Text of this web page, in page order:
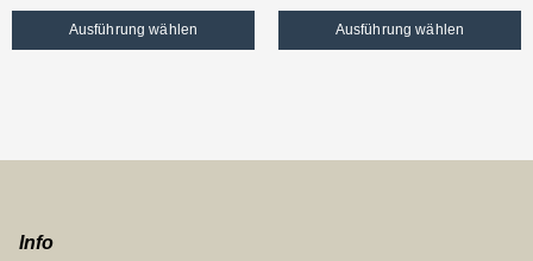
Ausführung wählen Ausführung wählen
Info